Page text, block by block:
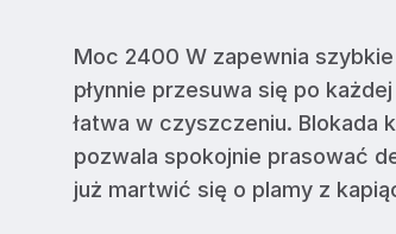
Moc 2400 W zapewnia
płynnie przesuwa się po
łatwa w czyszczeniu. Blokada
pozwala spokojnie prasować
już martwić się o plamy z